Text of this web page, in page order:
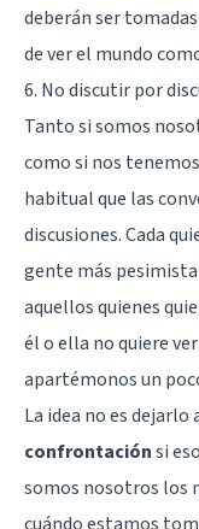
deberán ser
de ver el mundo
6. No discutir por
Tanto si somos
como si nos
habitual que las
discusiones. Cada
gente más
aquellos quienes
él o ella no quiere
apartémonos un
La idea no es
confrontaciónsi
somos nosotros los